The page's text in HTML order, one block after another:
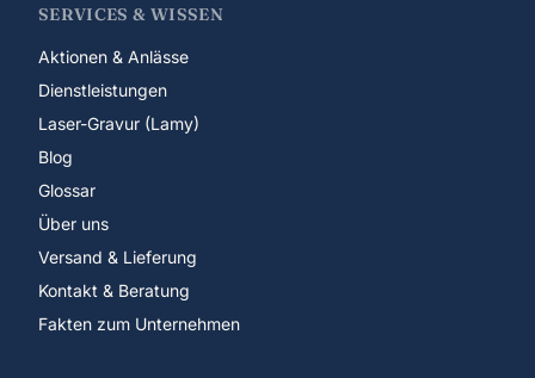
SERVICES & WISSEN
Aktionen & Anlässe
Dienstleistungen
Laser-Gravur (Lamy)
Blog
Glossar
Über uns
Versand & Lieferung
Kontakt & Beratung
Fakten zum Unternehmen